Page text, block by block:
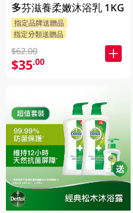
多芬滋養柔嫩沐浴乳 1KG
指定品牌送贈品
指定分類送贈品
$62.00
$35.00